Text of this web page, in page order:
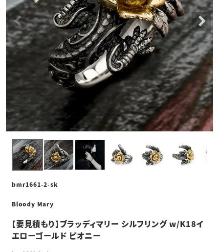
bmr1661-2-sk
Bloody Mary
【要見積もり】ブラッディマリー シルフリング w/K18イ
エローゴールド ピオニー